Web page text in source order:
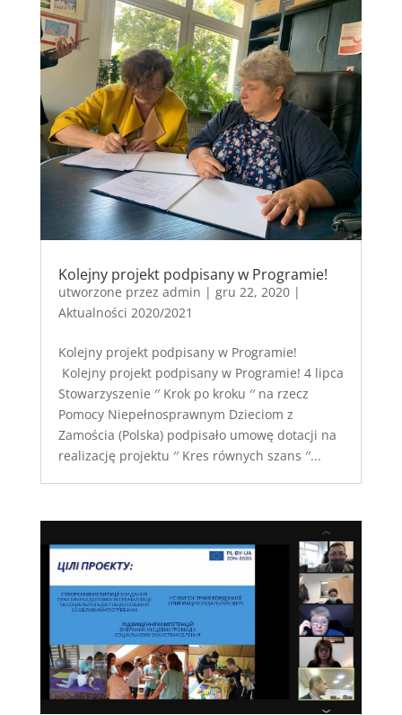
Kolejny projekt podpisany w Programie!
utworzone przez admin | gru 22, 2020|
Aktualności 2020/2021
Kolejny projekt podpisany w Programie!
Kolejny projekt podpisany w Programie! 4 lipca
Stowarzyszenie ′′ Krok po kroku ′′ na rzecz
Pomocy Niepełnosprawnym Dzieciom z
Zamościa (Polska) podpisało umowę dotacji na
realizację projektu ′′ Kres równych szans ′′...